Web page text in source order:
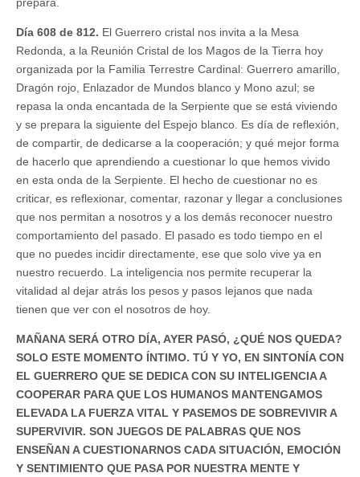
prepara.
Día 608 de 812. El Guerrero cristal nos invita a la Mesa
Redonda, a la Reunión Cristal de los Magos de la Tierra hoy
organizada por la Familia Terrestre Cardinal: Guerrero amarillo,
Dragón rojo, Enlazador de Mundos blanco y Mono azul; se
repasa la onda encantada de la Serpiente que se está viviendo
y se prepara la siguiente del Espejo blanco. Es día de reflexión,
de compartir, de dedicarse a la cooperación; y qué mejor forma
de hacerlo que aprendiendo a cuestionar lo que hemos vivido
en esta onda de la Serpiente. El hecho de cuestionar no es
criticar, es reflexionar, comentar, razonar y llegar a conclusiones
que nos permitan a nosotros y a los demás reconocer nuestro
comportamiento del pasado. El pasado es todo tiempo en el
que no puedes incidir directamente, ese que solo vive ya en
nuestro recuerdo. La inteligencia nos permite recuperar la
vitalidad al dejar atrás los pesos y pasos lejanos que nada
tienen que ver con el nosotros de hoy.
MAÑANA SERÁ OTRO DÍA, AYER PASÓ, ¿QUÉ NOS QUEDA?
SOLO ESTE MOMENTO ÍNTIMO. TÚ Y YO, EN SINTONÍA CON
EL GUERRERO QUE SE DEDICA CON SU INTELIGENCIA A
COOPERAR PARA QUE LOS HUMANOS MANTENGAMOS
ELEVADA LA FUERZA VITAL Y PASEMOS DE SOBREVIVIR A
SUPERVIVIR. SON JUEGOS DE PALABRAS QUE NOS
ENSEÑAN A CUESTIONARNOS CADA SITUACIÓN, EMOCIÓN
Y SENTIMIENTO QUE PASA POR NUESTRA MENTE Y